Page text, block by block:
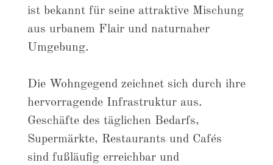
ist bekannt für seine attraktive Mischung
aus urbanem Flair und naturnaher
Umgebung.
Die Wohngegend zeichnet sich durch ihre
hervorragende Infrastruktur aus.
Geschäfte des täglichen Bedarfs,
Supermärkte, Restaurants und Cafés
sind fußläufig erreichbar und